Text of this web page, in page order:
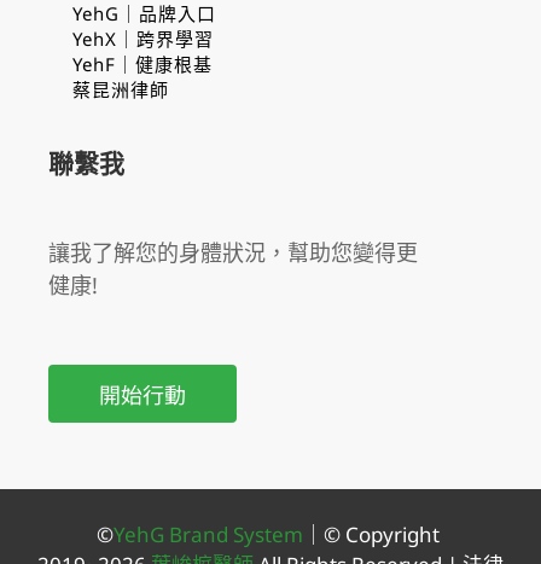
YehG｜品牌入口
YehX｜跨界學習
YehF｜健康根基
蔡昆洲律師
聯繫我
讓我了解您的身體狀況，幫助您變得更
健康!
開始行動
©YehG Brand System
© Copyright